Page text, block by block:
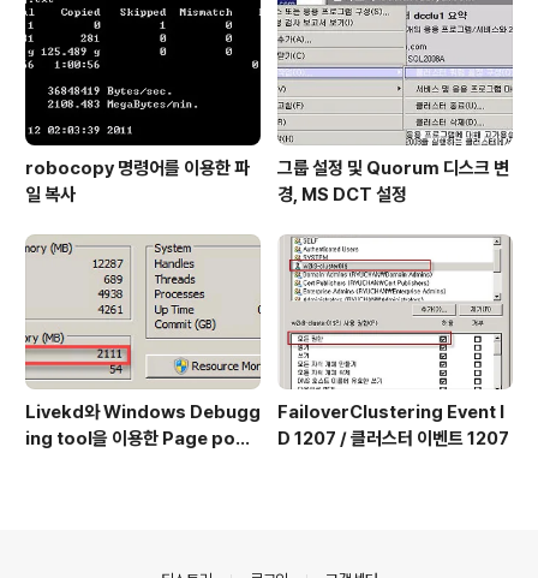
robocopy 명령어를 이용한 파
일 복사
그룹 설정 및 Quorum 디스크 변
경, MS DCT 설정
Livekd와 Windows Debugg
ing tool을 이용한 Page pool
FailoverClustering Event I
D 1207 / 클러스터 이벤트 1207